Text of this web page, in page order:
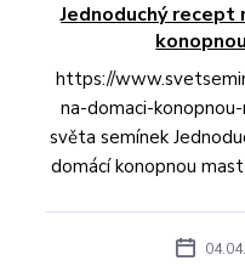
Jednoduchý recept
https://
na-domaci-
světa semínek
domácí konopnou